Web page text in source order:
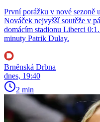
První porážku v nové
Nováček nejvyšší soutěže v
domácím stadionu Liberci
minuty Patrik Dulay.
Brněnská Drbna
dnes, 19:40
2 min